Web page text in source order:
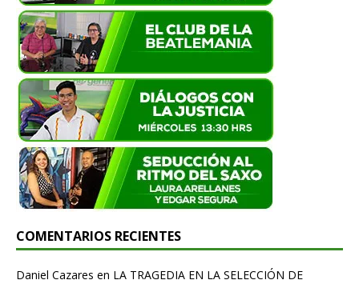
COMENTARIOS RECIENTES
Daniel Cazares en LA TRAGEDIA EN LA SELECCIÓN DE